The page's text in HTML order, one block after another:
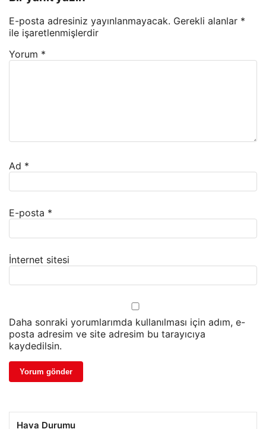
E-posta adresiniz yayınlanmayacak. Gerekli alanlar *
ile işaretlenmişlerdir
Yorum *
Ad *
E-posta *
İnternet sitesi
Daha sonraki yorumlarımda kullanılması için adım, e-
posta adresim ve site adresim bu tarayıcıya
kaydedilsin.
Hava Durumu